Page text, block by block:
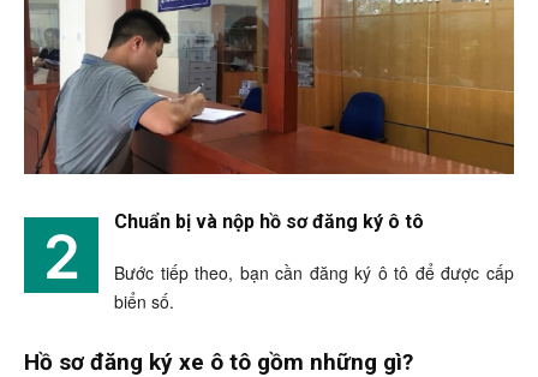
2 Chuẩn bị và nộp hồ sơ đăng ký ô tô
Bước tiếp theo, bạn cần đăng ký ô tô để được cấp
biển số.
Hồ sơ đăng ký xe ô tô gồm những gì?